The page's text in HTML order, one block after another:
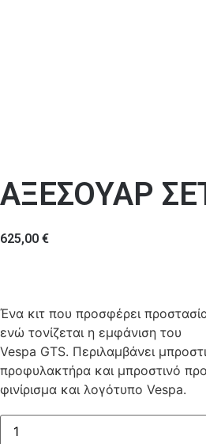
ΑΞΕΣΟΥΑΡ
625,00 €
Ένα κιτ που προσφέρει
ενώ τονίζεται η εμφάνιση του
Vespa GTS. Περιλαμβάνει
προφυλακτήρα και μπροστινό
φινίρισμα και λογότυπο Vespa.
ΑΞΕΣΟΥΑΡ
ΣΕΤ